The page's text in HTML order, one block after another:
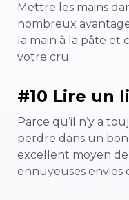
Mettre les mains
nombreux
la main à la pâte
votre cru.
#10 Lire un
Parce qu’il n’y a
perdre dans un
excellent moyen de
ennuyeuses envies